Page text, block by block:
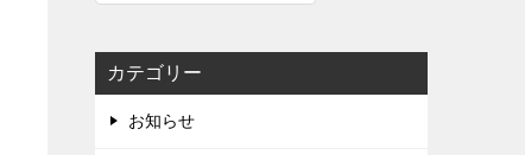
カテゴリー
お知らせ